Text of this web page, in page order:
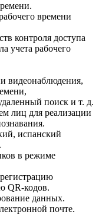
времени
контроля доступа
учета рабочего
видеонаблюдения,
поиск и т. д.
лиц для реализации
испанский
в режиме
QR-кодов.
данных.
почте.